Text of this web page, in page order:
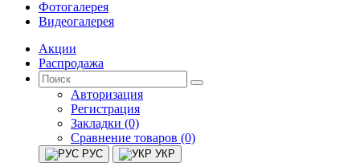
Фотогалерея
Видеогалерея
Акции
Распродажа
Авторизация
Регистрация
Закладки (0)
Сравнение товаров (0)
РУС УКР